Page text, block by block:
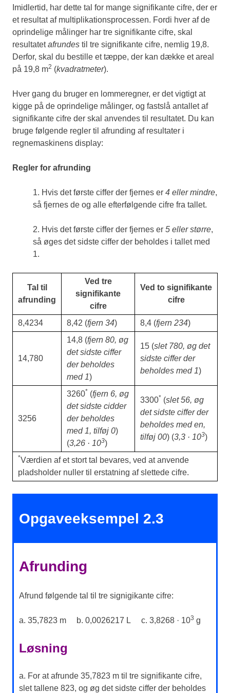
Imidlertid, har dette tal for mange signifikante cifre, der er
et resultat af multiplikationsprocessen. Fordi hver af de
oprindelige målinger har tre signifikante cifre, skal
resultatetafrundes til tre signifikante cifre, nemlig 19,8.
Derfor, skal du bestille et tæppe, der kan dække et areal
på 19,8 m2 (kvadratmeter).
Hver gang du bruger en lommeregner, er det vigtigt at
kigge på de oprindelige målinger, og fastslå antallet af
signifikante cifre der skal anvendes til resultatet. Du kan
bruge følgende regler til afrunding af resultater i
regnemaskinens display:
Regler for afrunding
1. Hvis det første ciffer der fjernes er 4 eller mindre,
så fjernes de og alle efterfølgende cifre fra tallet.
2. Hvis det første ciffer der fjernes er 5 eller større,
så øges det sidste ciffer der beholdes i tallet med
1.
Tal til
afrunding
Ved tre
signifikante
cifre
Ved to signifikante
cifre
8,4234 8,42 (fjern 34) 8,4 (fjern 234)
14,780
14,8 (fjern 80, øg
det sidste ciffer
der beholdes
med 1)
15 (slet 780, øg det
sidste ciffer der
beholdes med 1)
3256
3260* (fjern 6, øg
det sidste cidder
der beholdes
med 1, tilføj 0)
(3,26 · 103)
3300* (slet 56, øg
det sidste ciffer der
beholdes med en,
tilføj 00) (3,3 · 103)
*Værdien af et stort tal bevares, ved at anvende
pladsholder nuller til erstatning af slettede cifre.
Opgaveeksempel 2.3
Afrunding
Afrund følgende tal til tre signigikante cifre:
a. 35,7823 m b. 0,0026217 L c. 3,8268 · 103 g
Løsning
a. For at afrunde 35,7823 m til tre signifikante cifre,
slet tallene 823, og øg det sidste ciffer der beholdes